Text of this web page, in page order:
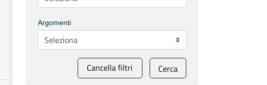
Argomenti
Cancella filtri Cerca